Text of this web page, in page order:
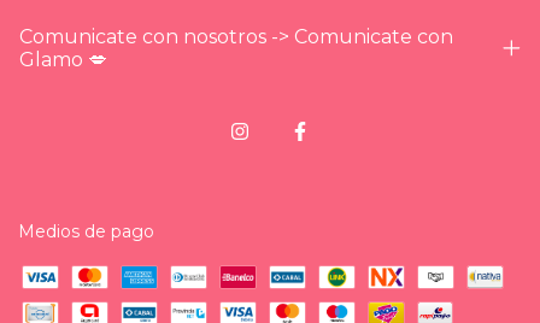
Comunicate con nosotros -> Comunicate con
Glamo 💋
Medios de pago